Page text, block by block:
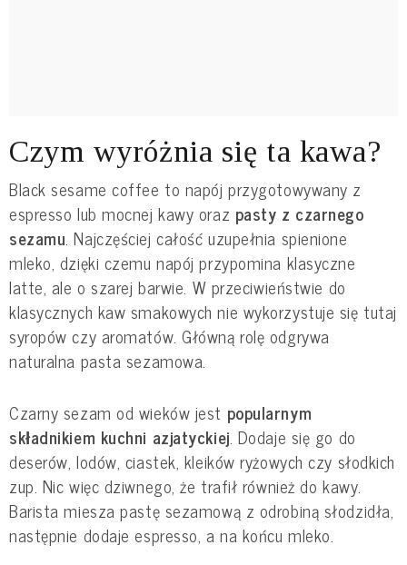
Czym wyróżnia się ta kawa?
Black sesame coffee to napój przygotowywany z
espresso lub mocnej kawy oraz pasty z czarnego
sezamu. Najczęściej całość uzupełnia spienione
mleko, dzięki czemu napój przypomina klasyczne
latte, ale o szarej barwie. W przeciwieństwie do
klasycznych kaw smakowych nie wykorzystuje się tutaj
syropów czy aromatów. Główną rolę odgrywa
naturalna pasta sezamowa.
Czarny sezam od wieków jest popularnym
składnikiem kuchni azjatyckiej. Dodaje się go do
deserów, lodów, ciastek, kleików ryżowych czy słodkich
zup. Nic więc dziwnego, że trafił również do kawy.
Barista miesza pastę sezamową z odrobiną słodzidła,
następnie dodaje espresso, a na końcu mleko.